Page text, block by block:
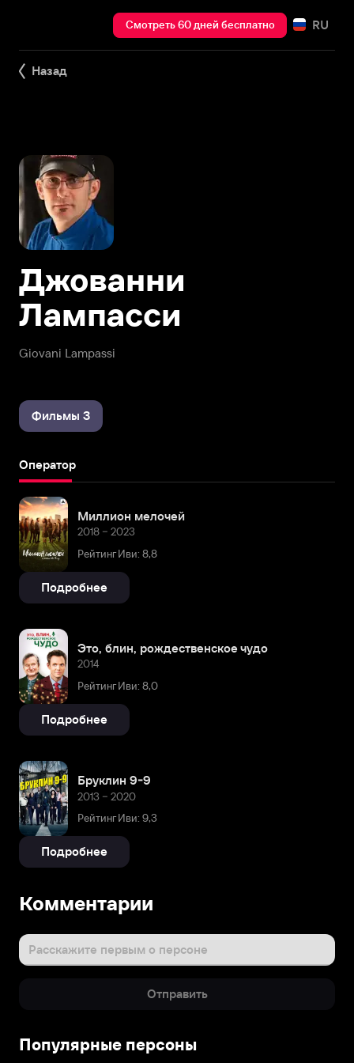
Смотреть 60 дней бесплатно RU
Назад
Giovani Lampassi
Джованни
Лампасси
Фильмы 3
Оператор
Миллион мелочей
2018 – 2023
Рейтинг Иви: 8,8
Подробнее
Это, блин, рождественское чудо
2014
Рейтинг Иви: 8,0
Подробнее
Бруклин 9-9
2013 – 2020
Рейтинг Иви: 9,3
Подробнее
Комментарии
Расскажите первым о персоне
Отправить
Популярные персоны